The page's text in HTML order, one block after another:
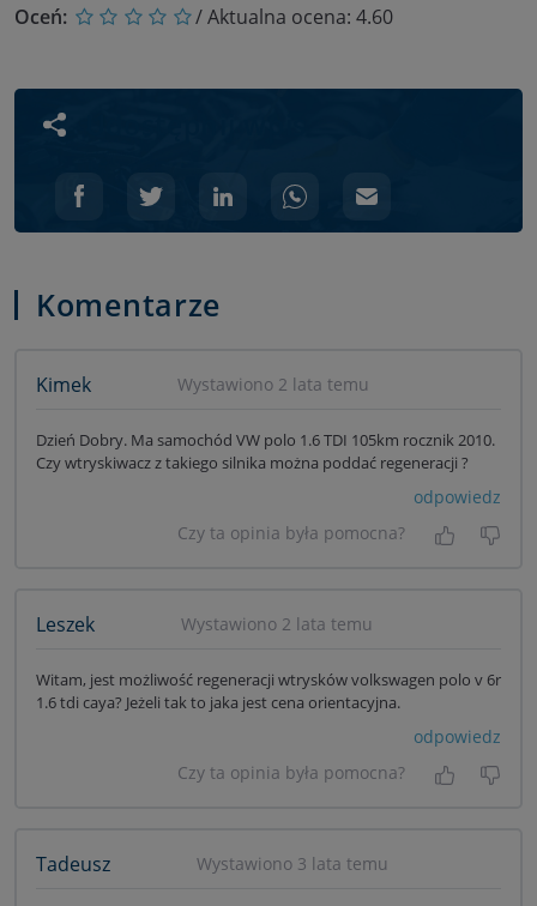
Oceń: / Aktualna ocena: 4.60
Komentarze
Kimek Wystawiono 2 lata temu
Dzień Dobry. Ma samochód VW polo 1.6 TDI 105km rocznik 2010.
Czy wtryskiwacz z takiego silnika można poddać regeneracji ?
odpowiedz
Czy ta opinia była pomocna?
Tak, była
Nie
Leszek Wystawiono 2 lata temu
Witam, jest możliwość regeneracji wtrysków volkswagen polo v 6r
1.6 tdi caya? Jeżeli tak to jaka jest cena orientacyjna.
odpowiedz
Czy ta opinia była pomocna?
Tak, była
Nie
Tadeusz Wystawiono 3 lata temu